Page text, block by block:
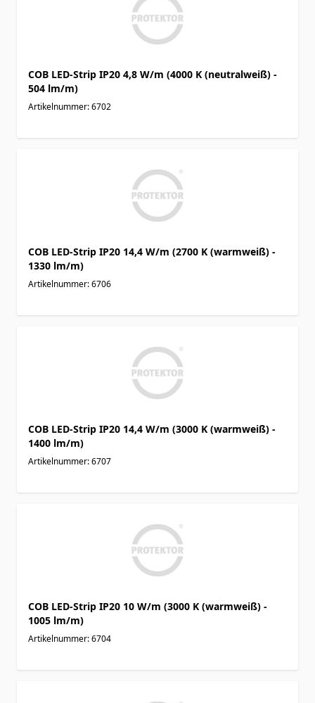
COB LED-Strip IP20 4,8 W/m (4000 K (neutralweiß) -
504 lm/m)
Artikelnummer: 6702
COB LED-Strip IP20 14,4 W/m (2700 K (warmweiß) -
1330 lm/m)
Artikelnummer: 6706
COB LED-Strip IP20 14,4 W/m (3000 K (warmweiß) -
1400 lm/m)
Artikelnummer: 6707
COB LED-Strip IP20 10 W/m (3000 K (warmweiß) -
1005 lm/m)
Artikelnummer: 6704